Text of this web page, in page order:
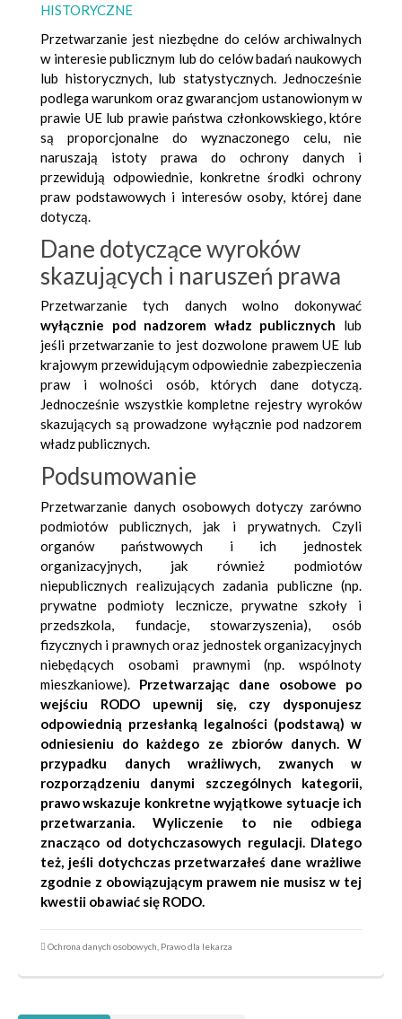
HISTORYCZNE
Przetwarzanie jest niezbędne do celów archiwalnych
w interesie publicznym lub do celów badań naukowych
lub historycznych, lub statystycznych. Jednocześnie
podlega warunkom oraz gwarancjom ustanowionym w
prawie UE lub prawie państwa członkowskiego, które
są proporcjonalne do wyznaczonego celu, nie
naruszają istoty prawa do ochrony danych i
przewidują odpowiednie, konkretne środki ochrony
praw podstawowych i interesów osoby, której dane
dotyczą.
Dane dotyczące wyroków
skazujących i naruszeń prawa
Przetwarzanie tych danych wolno dokonywać
wyłącznie pod nadzorem władz publicznych lub
jeśli przetwarzanie to jest dozwolone prawem UE lub
krajowym przewidującym odpowiednie zabezpieczenia
praw i wolności osób, których dane dotyczą.
Jednocześnie wszystkie kompletne rejestry wyroków
skazujących są prowadzone wyłącznie pod nadzorem
władz publicznych.
Podsumowanie
Przetwarzanie danych osobowych dotyczy zarówno
podmiotów publicznych, jak i prywatnych. Czyli
organów państwowych i ich jednostek
organizacyjnych, jak również podmiotów
niepublicznych realizujących zadania publiczne (np.
prywatne podmioty lecznicze, prywatne szkoły i
przedszkola, fundacje, stowarzyszenia), osób
fizycznych i prawnych oraz jednostek organizacyjnych
niebędących osobami prawnymi (np. wspólnoty
mieszkaniowe). Przetwarzając dane osobowe po
wejściu RODO upewnij się, czy dysponujesz
odpowiednią przesłanką legalności (podstawą) w
odniesieniu do każdego ze zbiorów danych. W
przypadku danych wrażliwych, zwanych w
rozporządzeniu danymi szczególnych kategorii,
prawo wskazuje konkretne wyjątkowe sytuacje ich
przetwarzania. Wyliczenie to nie odbiega
znacząco od dotychczasowych regulacji. Dlatego
też, jeśli dotychczas przetwarzałeś dane wrażliwe
zgodnie z obowiązującym prawem nie musisz w tej
kwestii obawiać się RODO.
Ochrona danych osobowych Prawo dla lekarza